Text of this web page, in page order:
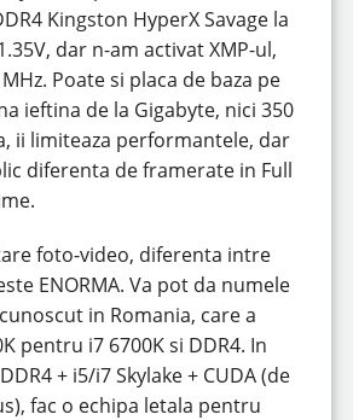
Kingston HyperX Savage la
dar n-am activat XMP-ul,
Poate si placa de baza pe
ieftina de la Gigabyte, nici 350
ii limiteaza performantele, dar
diferenta de framerate in Full
foto-video, diferenta intre
ENORMA. Va pot da numele
in Romania, care a
pentru i7 6700K si DDR4. In
+ i5/i7 Skylake + CUDA (de
fac o echipa letala pentru